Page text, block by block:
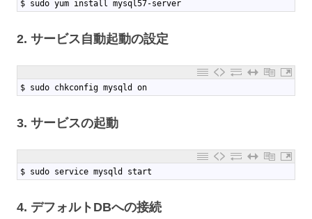
$ sudo yum install mysql57-server
2. サービス自動起動の設定
$ sudo chkconfig mysqld on
3. サービスの起動
$ sudo service mysqld start
4. デフォルトDBへの接続